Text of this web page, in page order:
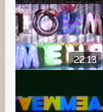
22:13